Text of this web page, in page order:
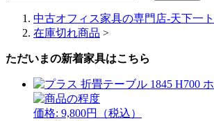
中古オフィス家具の専門店-天下一
在庫切れ商品 >
ただいまの新着家具はこちら
価格: 9,800円（税込）